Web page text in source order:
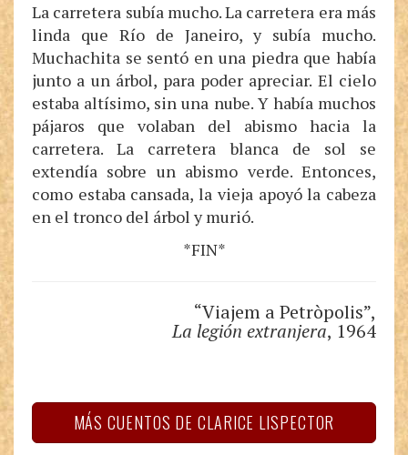
La carretera subía mucho. La carretera era más
linda que Río de Janeiro, y subía mucho.
Muchachita se sentó en una piedra que había
junto a un árbol, para poder apreciar. El cielo
estaba altísimo, sin una nube. Y había muchos
pájaros que volaban del abismo hacia la
carretera. La carretera blanca de sol se
extendía sobre un abismo verde. Entonces,
como estaba cansada, la vieja apoyó la cabeza
en el tronco del árbol y murió.
*FIN*
“Viajem a Petròpolis”,
La legión extranjera, 1964
MÁS CUENTOS DE CLARICE LISPECTOR